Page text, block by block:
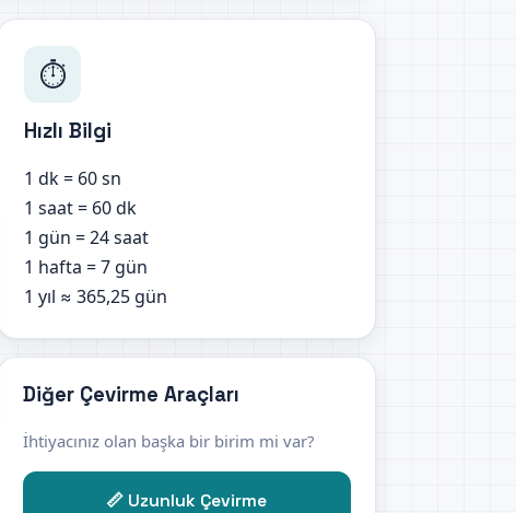
⏱️
Hızlı Bilgi
1 dk = 60 sn
1 saat = 60 dk
1 gün = 24 saat
1 hafta = 7 gün
1 yıl ≈ 365,25 gün
Diğer Çevirme Araçları
İhtiyacınız olan başka bir birim mi var?
📏 Uzunluk Çevirme